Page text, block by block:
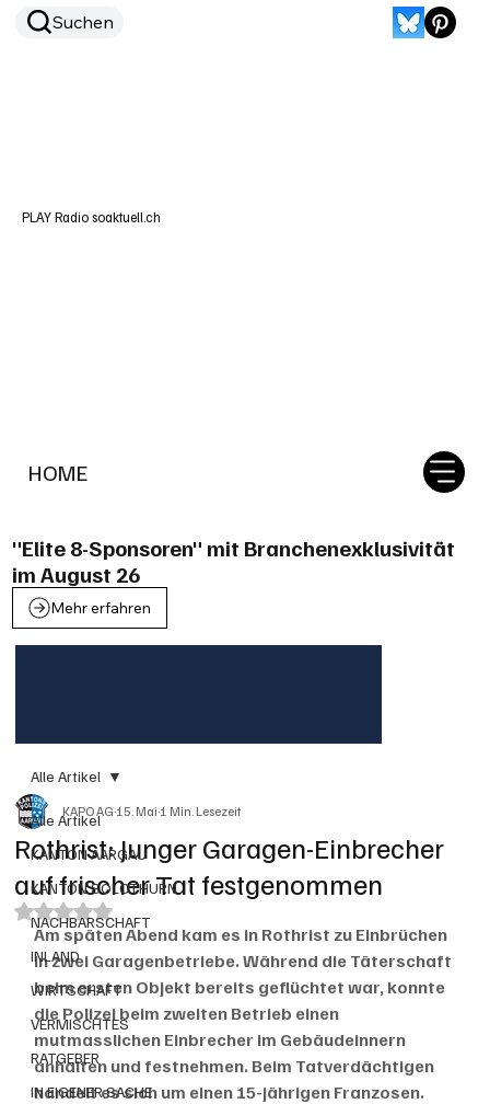
HOME
Suchen
PLAY Radio soaktuell.ch
"Elite 8-Sponsoren" mit Branchenexklusivität
im August 26
Mehr erfahren
Alle Artikel
KANTON AARGAU
KANTON SOLOTHURN
NACHBARSCHAFT
INLAND
WIRTSCHAFT
VERMISCHTES
RATGEBER
IN EIGENER SACHE
Alle Artikel
Rothrist: Junger Garagen-Einbrecher
auf frischer Tat festgenommen
KAPO AG15. Mai1 Min. Lesezeit
Mit NaN von 5 Sternen bewertet.
Am späten Abend kam es in Rothrist zu Einbrüchen
in zwei Garagenbetriebe. Während die Täterschaft
beim ersten Objekt bereits geflüchtet war, konnte
die Polizei beim zweiten Betrieb einen
mutmasslichen Einbrecher im Gebäudeinnern
anhalten und festnehmen. Beim Tatverdächtigen
handelt es sich um einen 15-jährigen Franzosen.